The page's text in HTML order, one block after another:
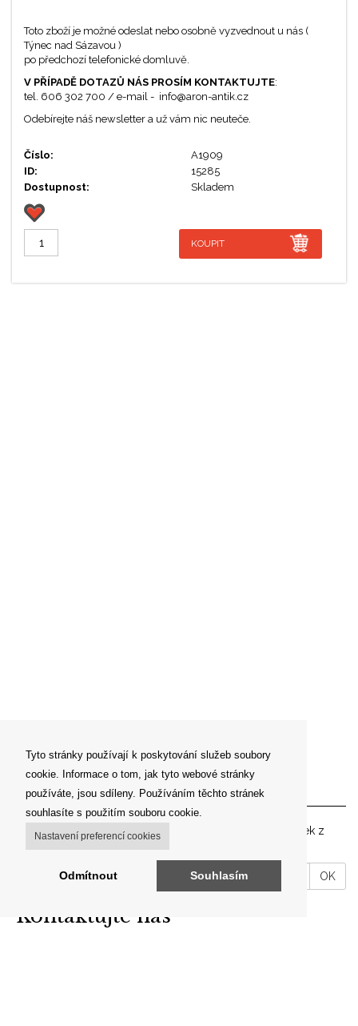
Tyto stránky používají k poskytování služeb soubory
cookie. Informace o tom, jak tyto webové stránky
používáte, jsou sdíleny. Používáním těchto stránek
souhlasíte s použitím souboru cookie.
Nastavení preferencí cookies
Odmítnout Souhlasím
Toto zboží je možné odeslat nebo osobně vyzvednout u nás (
Týnec nad Sázavou )
po předchozí telefonické domluvě.
V PŘÍPADĚ DOTAZŮ NÁS PROSÍM KONTAKTUJTE:
tel. 606 302 700 / e-mail - info@aron-antik.cz
Odebírejte náš newsletter a už vám nic neuteče.
Číslo:
A1909
ID:
15285
Dostupnost:
Skladem
KOUPIT
Newsletter
Zadejte prosím vaší emailovou adresu pro zasílání novinek z
OK
Kontaktujte nás